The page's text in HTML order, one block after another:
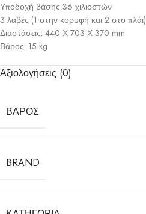
Υποδοχή βάσης 36 χιλιοστών
3 λαβές (1 στην κορυφή και 2 στο πλάι)
Διαστάσεις: 440 Χ 703 Χ 370 mm
Βάρος: 15 kg
Αξιολογήσεις (0)
ΒΆΡΟΣ
BRAND